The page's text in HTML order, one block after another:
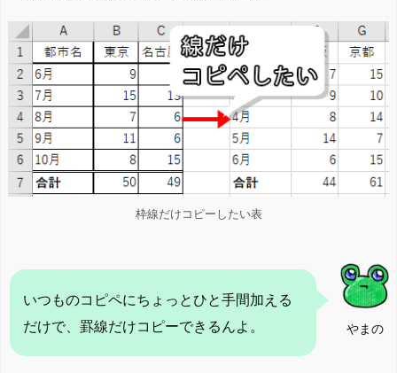
枠線だけコピーしたい表
やまの
いつものコピペにちょっとひと手間加える
だけで、罫線だけコピーできるんよ。